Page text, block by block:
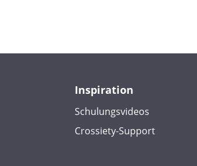
Inspiration
Schulungsvideos
Crossiety-Support